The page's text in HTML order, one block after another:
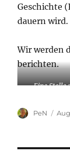
Geschichte
dauern wird.
Wir werden
berichten.
Eine Stelle
Autor
PeN